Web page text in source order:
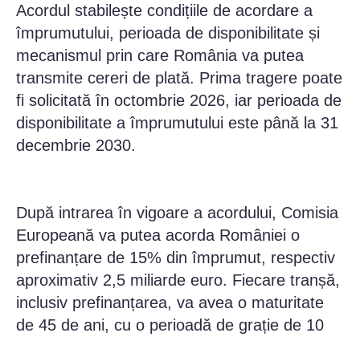
Acordul stabilește condițiile de acordare a
împrumutului, perioada de disponibilitate și
mecanismul prin care România va putea
transmite cereri de plată. Prima tragere poate
fi solicitată în octombrie 2026, iar perioada de
disponibilitate a împrumutului este până la 31
decembrie 2030.
După intrarea în vigoare a acordului, Comisia
Europeană va putea acorda României o
prefinanțare de 15% din împrumut, respectiv
aproximativ 2,5 miliarde euro. Fiecare tranșă,
inclusiv prefinanțarea, va avea o maturitate
de 45 de ani, cu o perioadă de grație de 10